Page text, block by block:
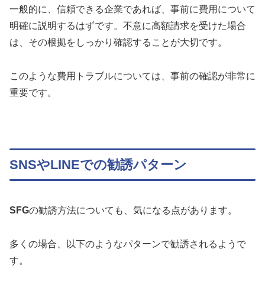
一般的に、信頼できる企業であれば、事前に費用について
明確に説明するはずです。不意に高額請求を受けた場合
は、その根拠をしっかり確認することが大切です。
このような費用トラブルについては、事前の確認が非常に
重要です。
SNSやLINEでの勧誘パターン
SFGの勧誘方法についても、気になる点があります。
多くの場合、以下のようなパターンで勧誘されるようで
す。